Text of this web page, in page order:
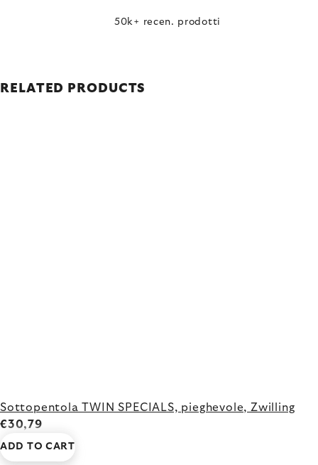
50k+ recen. prodotti
RELATED PRODUCTS
Sottopentola TWIN SPECIALS, pieghevole, Zwilling
€30,79
ADD TO CART